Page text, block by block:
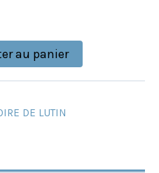
au panier
DE LUTIN